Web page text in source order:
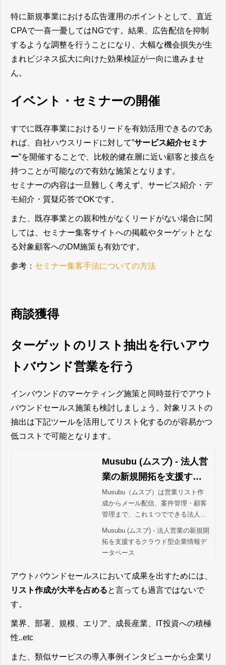
特に新規事業における広告運用のポイントとして、直近
CPAで一喜一憂してはNGです。結果、広告配信を抑制
するような調整を行うことになり、大幅な機会損失が生
まれビジネス拡大に向けた効果検証が一向に進みませ
ん。
イベント・セミナーの開催
すでに既存事業におけるリードを有効活用できるのであ
れば、自社ハウスリードに対して”サービス紹介セミナ
ー”を開催することで、比較的健在層に近い顧客と接点を
持つことが可能なので有効な施策となります。
セミナーの内容は一旦難しく考えず、サービス紹介・デ
モ紹介・質疑応答でOKです。
また、既存事業との親和性がなくリードがない場合に関
しては、セミナー集客サイトへの掲載やターゲットとな
る対象顧客へのDM施策も有効です。
参考： セミナー集客手法についての方法
商談獲得
ターゲットのリスト抽出を行いアウ
トバウンド営業を行う
インバウンドのマーケティング施策と同時並行でアウト
バウンドセールス施策も検討しましょう。対象リストの
抽出は下記ツールを活用してリスト化するのが容易かつ
低コストで可能となります。
Musubu (ムスブ) - 法人営
業の新規開拓を支援する
クラウド型企業情報デー
タベース
Musubu（ムスブ）は営業リスト作
成からメール配信、案件管理・顧客
管理まで、これ１つでできる法人営
業ツール。100万社＋40万事業所の
企業データベースを搭載し、見込み
客選定や企業データ入力が簡単に。
Musubu (ムスブ) - 法人営業の新規開
拓を支援するクラウド型企業情報デ
ータベース
アウトバウンドセールスにおいて成果を出すためには、
リスト作成が大半を占めると言っても過言ではないで
す。
業界、部署、規模、エリア、成長産業、IT投資への積極
性..etc
また、類似サービスの導入事例インタビューから企業リ